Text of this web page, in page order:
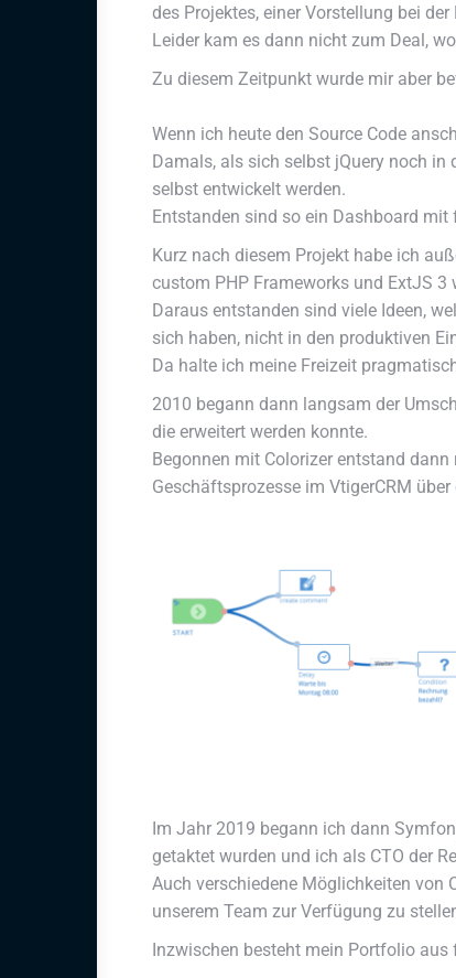
des Projektes, einer Vorstellung bei
Leider kam es dann nicht zum Deal,
Zu diesem Zeitpunkt wurde mir aber
Wenn ich heute den Source Code
Damals, als sich selbst jQuery noch
selbst entwickelt werden.
Entstanden sind so ein Dashboard
Kurz nach diesem Projekt habe ich
custom PHP Frameworks und ExtJS 3
Daraus entstanden sind viele Ideen,
sich haben, nicht in den produktiven
Da halte ich meine Freizeit
2010 begann dann langsam der
die erweitert werden konnte.
Begonnen mit Colorizer entstand
Geschäftsprozesse im VtigerCRM
Im Jahr 2019 begann ich dann
getaktet wurden und ich als CTO der
Auch verschiedene Möglichkeiten von
unserem Team zur Verfügung zu
Inzwischen besteht mein Portfolio aus